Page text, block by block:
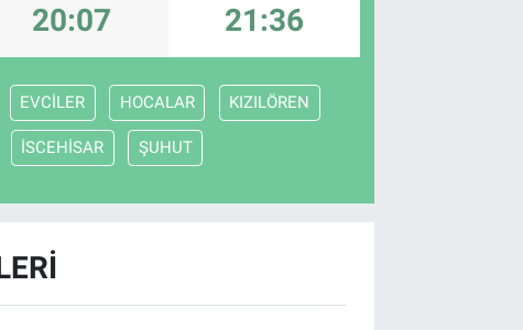
20:07 21:36
EVCİLER HOCALAR KIZILÖREN
İSCEHİSAR ŞUHUT